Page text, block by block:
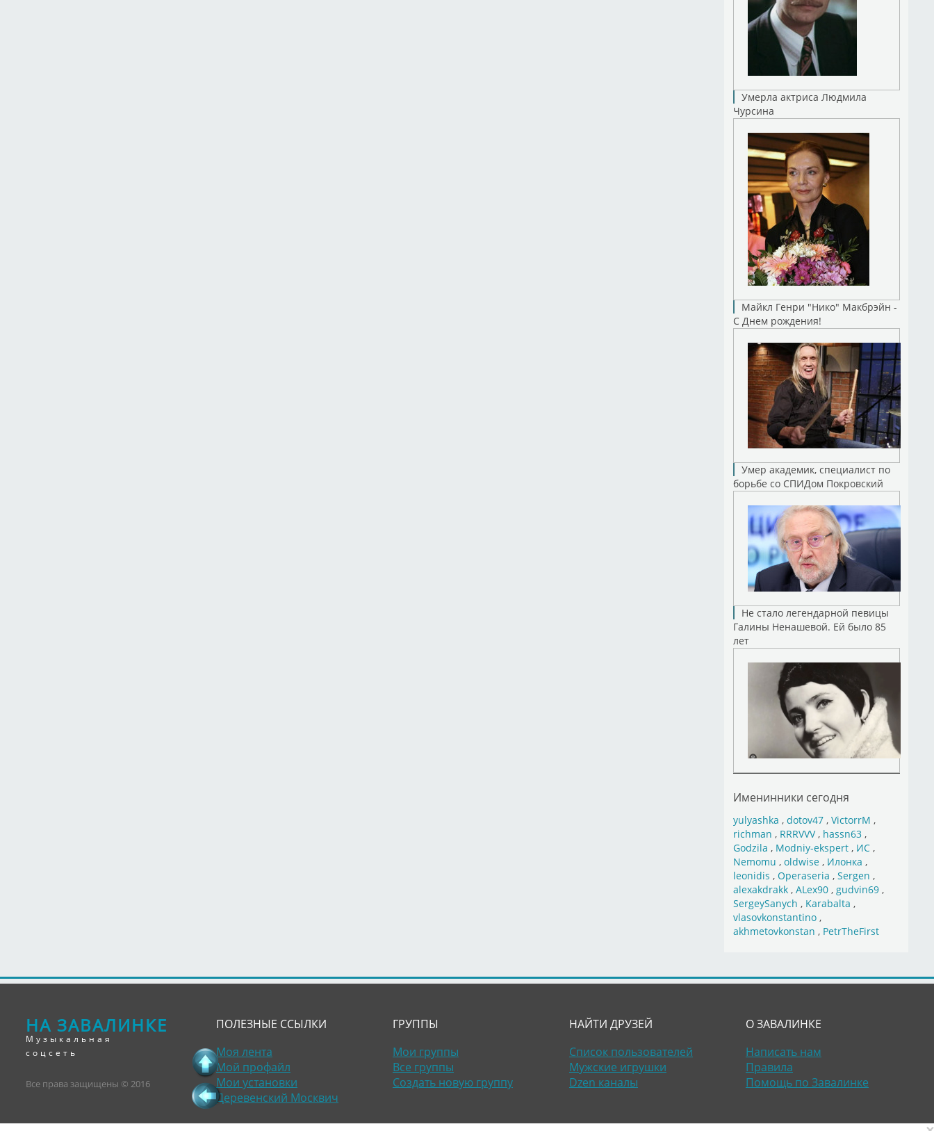
Умерла актриса Людмила
Чурсина
Майкл Генри "Нико" Макбрэйн -
С Днем рождения!
Умер академик, специалист по
борьбе со СПИДом Покровский
Не стало легендарной певицы
Галины Ненашевой. Ей было 85
лет
Именинники сегодня
yulyashka , dotov47, VictorrM ,
richman , RRRVVV, hassn63,
Godzila , Modniy-ekspert, ИС,
Nemomu , oldwise, Илонка ,
leonidis , Operaseria , Sergen ,
alexakdrakk, ALex90, gudvin69,
SergeySanych , Karabalta ,
vlasovkonstantino,
akhmetovkonstan , PetrTheFirst
НА ЗАВАЛИНКЕ
Музыкальная
соцсеть
Все права защищены © 2016
ПОЛЕЗНЫЕ ССЫЛКИ
Моя лента
Мой профайл
Мои установки
Деревенский Москвич
ГРУППЫ
Мои группы
Все группы
Создать новую группу
НАЙТИ ДРУЗЕЙ
Список пользователей
Мужские игрушки
Dzen каналы
О ЗАВАЛИНКЕ
Написать нам
Правила
Помощь по Завалинке